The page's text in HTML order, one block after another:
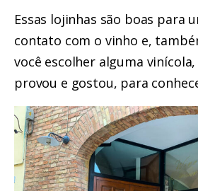
Essas lojinhas são boas para
contato com o vinho e,
você escolher alguma
provou e gostou, para